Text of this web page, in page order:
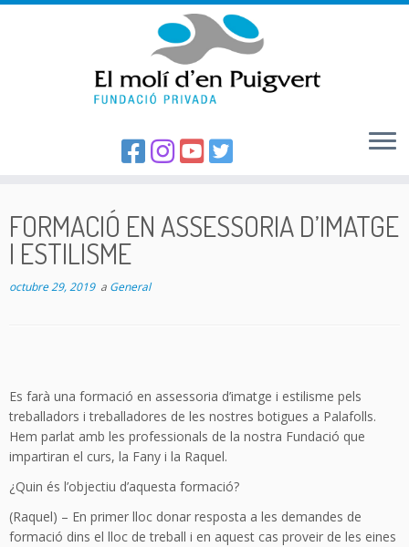
to
content
FORMACIÓ EN ASSESSORIA D’IMATGE
I ESTILISME
octubre 29, 2019a General
Es farà una formació en assessoria d’imatge i estilisme pels
treballadors i treballadores de les nostres botigues a Palafolls.
Hem parlat amb les professionals de la nostra Fundació que
impartiran el curs, la Fany i la Raquel.
¿Quin és l’objectiu d’aquesta formació?
(Raquel) – En primer lloc donar resposta a les demandes de
formació dins el lloc de treball i en aquest cas proveir de les eines